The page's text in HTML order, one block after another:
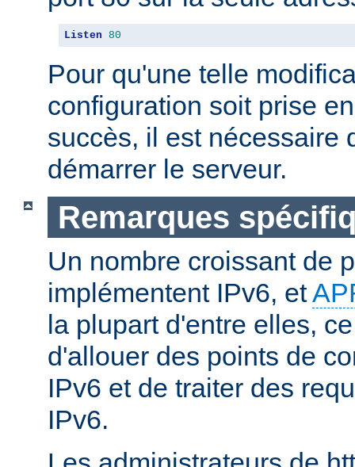
Listen 80
Pour qu'une telle
configuration soit prise
succès, il est nécessaire
démarrer le serveur.
Remarques
Un nombre croissant de
implémentent IPv6, et
la plupart d'entre elles,
d'allouer des points de
IPv6 et de traiter des
IPv6.